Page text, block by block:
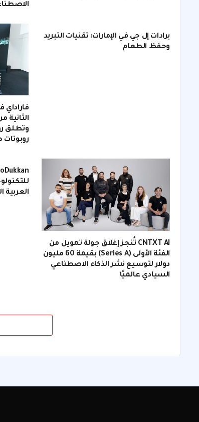
برادات إل جي في الإمارات: تقنيات التبريد
وحفظ الطعام
وتطلق
روبوتات
CNTXT AI تُنجز إغلاق جولة تمويل من
الفئة الأولى (Series A) بقيمة 60 مليون
دولار لتوسيع نشر الذكاء الاصطناعي
السيادي عالميًا
العربية